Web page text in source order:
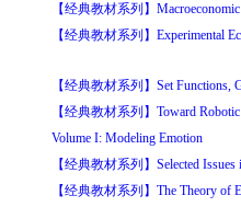
【经典教材系列】
【经典教材系列】Experimental
【经典教材系列】Set Functions,
【经典教材系列】Toward
Volume I: Modeling Emotion
【经典教材系列】Selected
【经典教材系列】The Theory of